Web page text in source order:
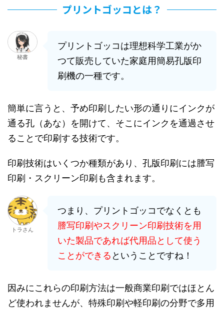
プリントゴッコとは？
秘書
プリントゴッコは理想科学工業がか
つて販売していた家庭用簡易孔版印
刷機の一種です。
簡単に言うと、予め印刷したい形の通りにインクが
通る孔（あな）を開けて、そこにインクを通過させ
ることで印刷する技術です。
印刷技術はいくつか種類があり、孔版印刷には謄写
印刷・スクリーン印刷も含まれます。
トラさん
つまり、プリントゴッコでなくとも
謄写印刷やスクリーン印刷技術を用
いた製品であれば代用品として使う
ことができる ということですね！
因みにこれらの印刷方法は一般商業印刷ではほとん
ど使われませんが、特殊印刷や軽印刷の分野で多用